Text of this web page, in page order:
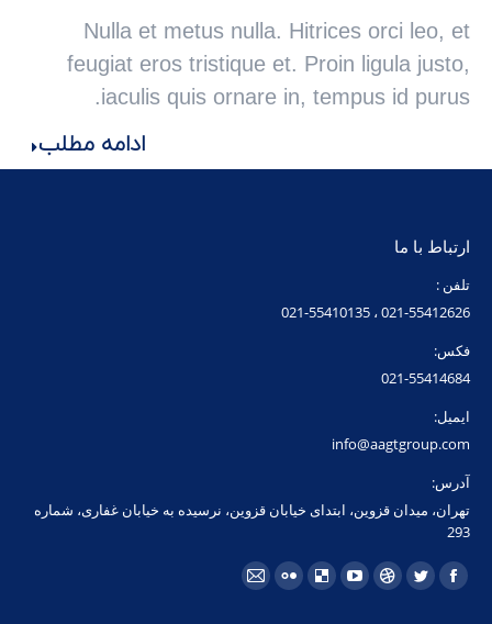
Nulla et metus nulla. Hitrices orci leo, et
feugiat eros tristique et. Proin ligula justo,
iaculis quis ornare in, tempus id purus.
ادامه مطلب
ارتباط با ما
تلفن :
021-55412626 ، 021-55410135
فکس:
021-55414684
ایمیل:
info@aagtgroup.com
آدرس:
تهران، میدان قزوین، ابتدای خیابان قزوین، نرسیده به خیابان غفاری، شماره
293
مارا در اینجا پیدا کنید:
فیسبوکتوئیترDribbbleیوتیوبDelicious
فلیکرایمیل